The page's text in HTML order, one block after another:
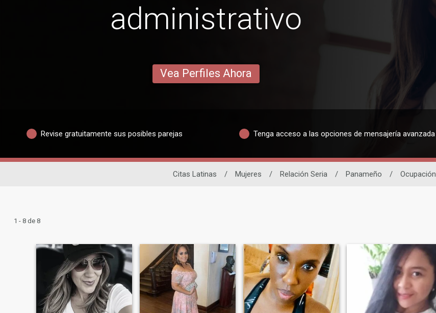
administrativo
Vea Perfiles Ahora
Revise gratuitamente sus posibles parejas Tenga acceso a las opciones de mensajería avanzada
Citas Latinas / Mujeres / Relación Seria / Panameño / Ocupación
1 - 8 de 8